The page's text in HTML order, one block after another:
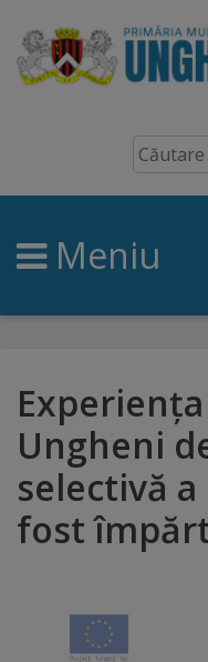
Ungheni
Prezentare
generală
Simbolurile
brand
Orașe
înfrățite
Distincții
de
Meniu
Ungheni
selectivă
fost